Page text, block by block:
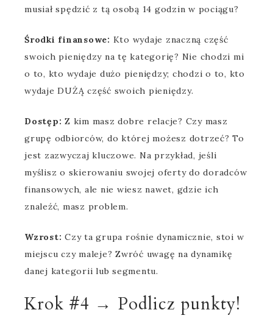
musiał spędzić z tą osobą 14 godzin w pociągu?
Środki finansowe: Kto wydaje znaczną część
swoich pieniędzy na tę kategorię? Nie chodzi mi
o to, kto wydaje dużo pieniędzy; chodzi o to, kto
wydaje DUŻĄ część swoich pieniędzy.
Dostęp: Z kim masz dobre relacje? Czy masz
grupę odbiorców, do której możesz dotrzeć? To
jest zazwyczaj kluczowe. Na przykład, jeśli
myślisz o skierowaniu swojej oferty do doradców
finansowych, ale nie wiesz nawet, gdzie ich
znaleźć, masz problem.
Wzrost: Czy ta grupa rośnie dynamicznie, stoi w
miejscu czy maleje? Zwróć uwagę na dynamikę
danej kategorii lub segmentu.
Krok #4 → Podlicz punkty!